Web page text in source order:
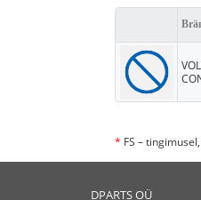
* FS –
DPARTS OÜ